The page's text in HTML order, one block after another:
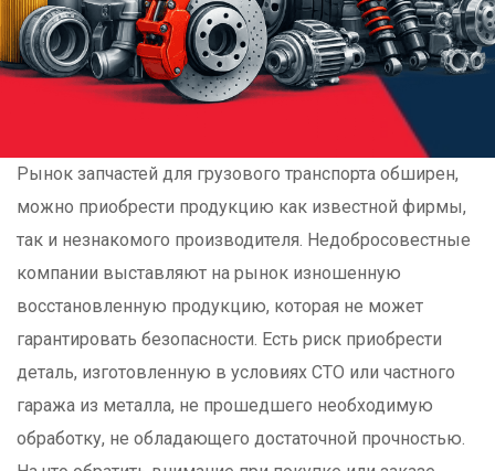
Рынок запчастей для грузового транспорта обширен,
можно приобрести продукцию как известной фирмы,
так и незнакомого производителя. Недобросовестные
компании выставляют на рынок изношенную
восстановленную продукцию, которая не может
гарантировать безопасности. Есть риск приобрести
деталь, изготовленную в условиях СТО или частного
гаража из металла, не прошедшего необходимую
обработку, не обладающего достаточной прочностью.